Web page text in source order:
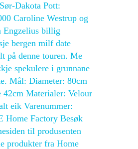
Dakota Pott:
Caroline Westrup og
Engzelius billig
bergen milf date
på denne touren. Me
spekulere i grunnane
Mål: Diameter: 80cm
42cm Materialer: Velour
eik Varenummer:
Home Factory Besøk
til produsenten
produkter fra Home